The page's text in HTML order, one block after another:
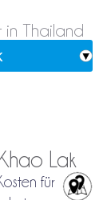
in Thailand
Lak
für